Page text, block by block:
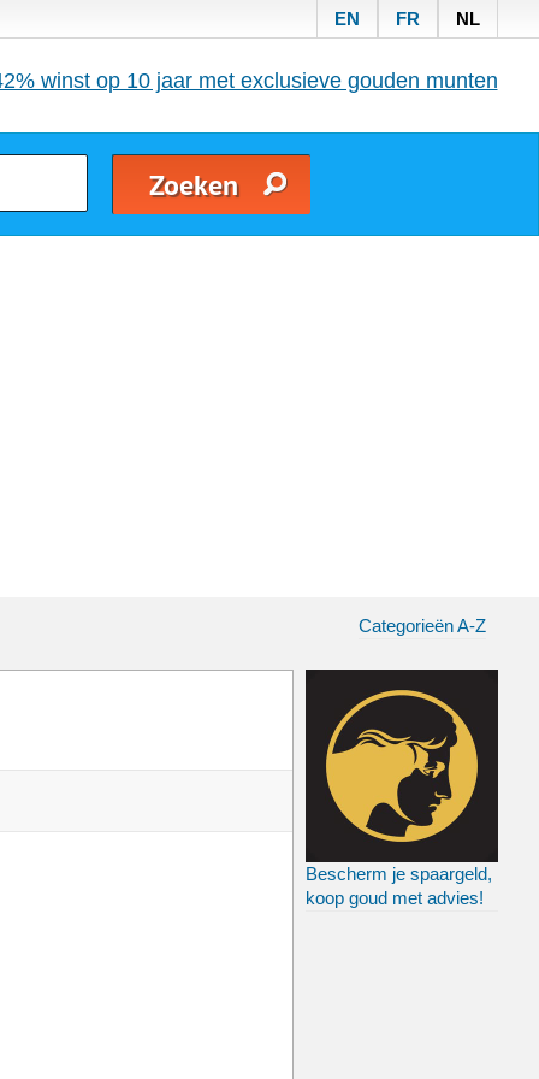
EN FR NL
winst op 10 jaar met exclusieve gouden munten
Categorieën A-Z
Bescherm je spaargeld,
koop goud met advies!